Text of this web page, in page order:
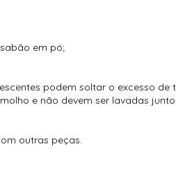
em pó;
podem soltar o excesso de
e não devem ser lavadas
outras peças.